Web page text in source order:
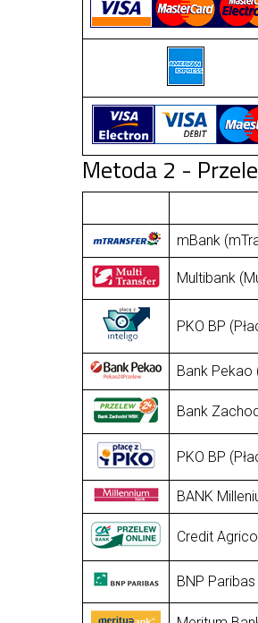
Metoda 2 -
mBank
Multibank
PKO BP
Bank Pekao
Bank
PKO BP
BANK
Credit
BNP Paribas